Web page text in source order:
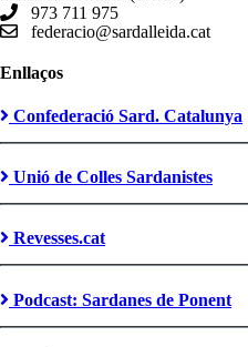
973 711 975
federacio@sardalleida.cat
Enllaços
Confederació Sard. Catalunya
Unió de Colles Sardanistes
Revesses.cat
Podcast: Sardanes de Ponent